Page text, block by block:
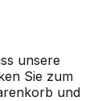
unsere
Sie zum
und